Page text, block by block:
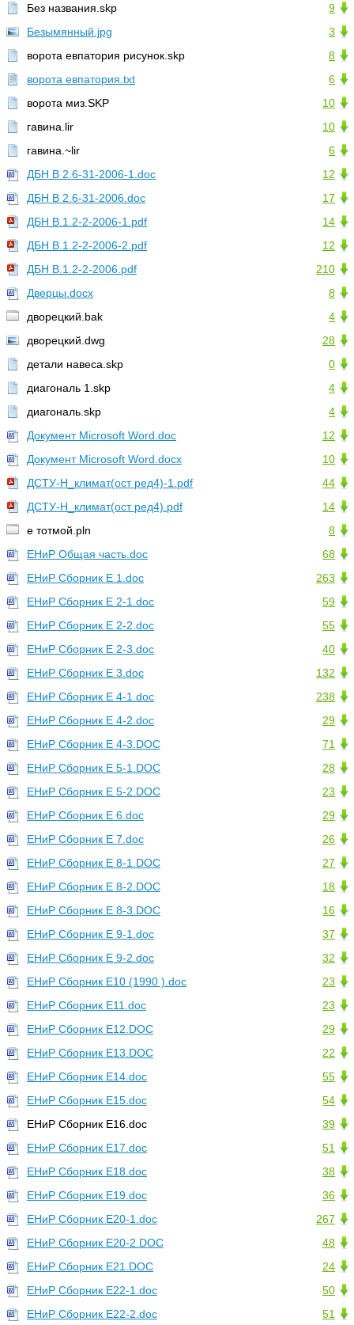
9
Без названия.skp
3
Безымянный.jpg
8
ворота евпатория рисунок.skp
6
ворота евпатория.txt
10
ворота миз.SKP
10
гавина.lir
6
гавина.~lir
12
ДБН В 2.6-31-2006-1.doc
17
ДБН В 2.6-31-2006.doc
14
ДБН В.1.2-2-2006-1.pdf
12
ДБН В.1.2-2-2006-2.pdf
210
ДБН В.1.2-2-2006.pdf
8
Дверцы.docx
4
дворецкий.bak
28
дворецкий.dwg
0
детали навеса.skp
4
диагональ 1.skp
4
диагональ.skp
12
Документ Microsoft Word.doc
10
Документ Microsoft Word.docx
44
ДСТУ-Н_климат(ост ред4)-1.pdf
14
ДСТУ-Н_климат(ост ред4).pdf
8
е тотмой.pln
68
ЕНиР Общая часть.doc
263
ЕНиР Сборник Е 1.doc
59
ЕНиР Сборник Е 2-1.doc
55
ЕНиР Сборник Е 2-2.doc
40
ЕНиР Сборник Е 2-3.doc
132
ЕНиР Сборник Е 3.doc
238
ЕНиР Сборник Е 4-1.doc
29
ЕНиР Сборник Е 4-2.doc
71
ЕНиР Сборник Е 4-3.DOC
28
ЕНиР Сборник Е 5-1.DOC
23
ЕНиР Сборник Е 5-2.DOC
29
ЕНиР Сборник Е 6.doc
26
ЕНиР Сборник Е 7.doc
27
ЕНиР Сборник Е 8-1.DOC
18
ЕНиР Сборник Е 8-2.DOC
16
ЕНиР Сборник Е 8-3.DOC
37
ЕНиР Сборник Е 9-1.doc
32
ЕНиР Сборник Е 9-2.doc
23
ЕНиР Сборник Е10 (1990 ).doc
23
ЕНиР Сборник Е11.doc
29
ЕНиР Сборник Е12.DOC
22
ЕНиР Сборник Е13.DOC
55
ЕНиР Сборник Е14.doc
54
ЕНиР Сборник Е15.doc
39
ЕНиР Сборник Е16.doc
51
ЕНиР Сборник Е17.doc
38
ЕНиР Сборник Е18.doc
36
ЕНиР Сборник Е19.doc
267
ЕНиР Сборник Е20-1.doc
48
ЕНиР Сборник Е20-2.DOC
24
ЕНиР Сборник Е21.DOC
50
ЕНиР Сборник Е22-1.doc
51
ЕНиР Сборник Е22-2.doc